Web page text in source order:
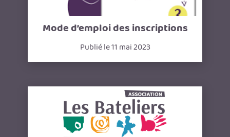
Mode d’emploi des inscriptions
Publié le 11 mai 2023